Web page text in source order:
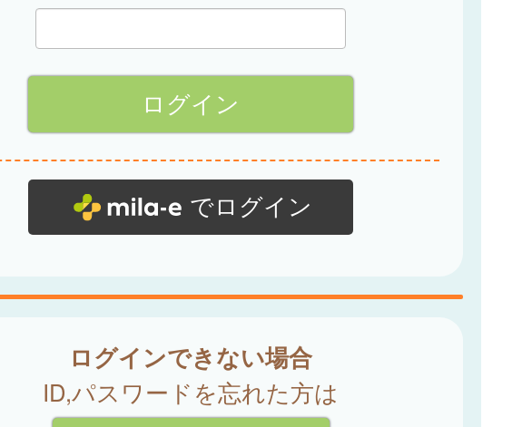
でログイン
ログインできない場合
ID,パスワードを忘れた方は